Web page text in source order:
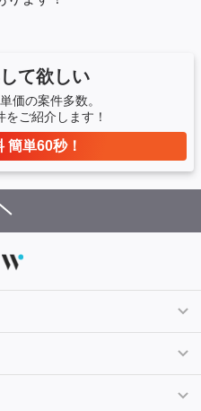
て欲しい
価の案件多数。
ご紹介します！
簡単60秒！
AWS案件特集